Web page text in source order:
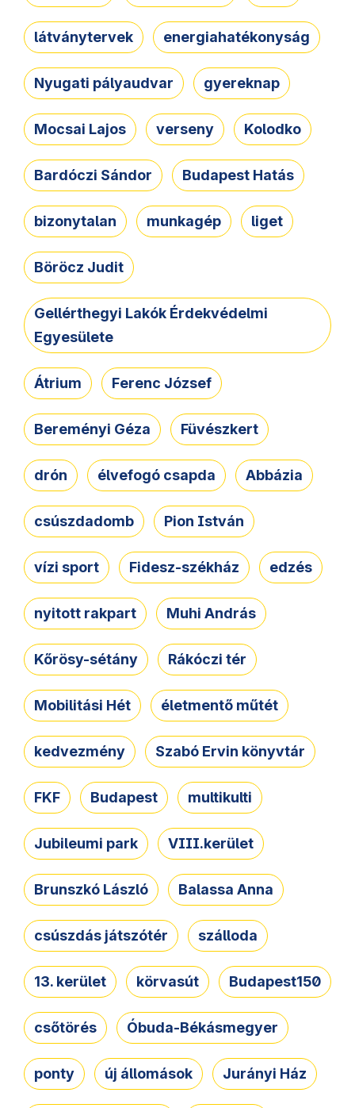
látványtervek energiahatékonyság
Nyugati pályaudvar gyereknap
Mocsai Lajos verseny Kolodko
Bardóczi Sándor Budapest Hatás
bizonytalan munkagép liget
Böröcz Judit
Gellérthegyi Lakók Érdekvédelmi
Egyesülete
Átrium Ferenc József
Bereményi Géza Füvészkert
drón élvefogó csapda Abbázia
csúszdadomb Pion István
vízi sport Fidesz-székház edzés
nyitott rakpart Muhi András
Kőrösy-sétány Rákóczi tér
Mobilitási Hét életmentő műtét
kedvezmény Szabó Ervin könyvtár
FKF Budapest multikulti
Jubileumi park VIII.kerület
Brunszkó László Balassa Anna
csúszdás játszótér szálloda
13. kerület körvasút Budapest150
csőtörés Óbuda-Békásmegyer
ponty új állomások Jurányi Ház